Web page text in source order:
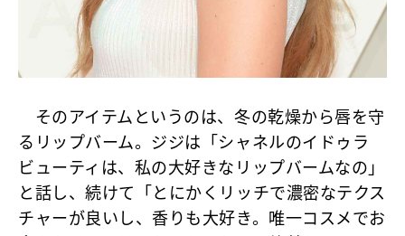
そのアイテムというのは、冬の乾燥から唇を守
るリップバーム。ジジは「シャネルのイドゥラ
ビューティは、私の大好きなリップバームなの」
と話し、続けて「とにかくリッチで濃密なテクス
チャーが良いし、香りも大好き。唯一コスメでお